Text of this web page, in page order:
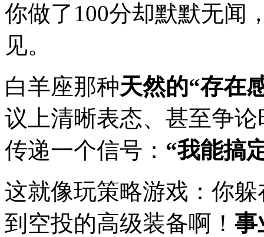
你做了100分却默默无闻
见。
白羊座那种天然的“存在
议上清晰表态、甚至争
传递一个信号： “我能搞
这就像玩策略游戏：你
到空投的高级装备啊！ 事